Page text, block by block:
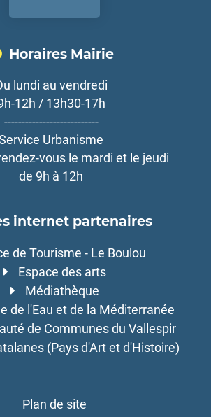
Horaires Mairie
lundi au vendredi
12h / 13h30-17h
---------------------------
Urbanisme
vous le mardi et le jeudi
de 9h à 12h
internet partenaires
de Tourisme - Le Boulou
Espace des arts
Médiathèque
de l'Eau et de la Méditerranée
de Communes du Vallespir
(Pays d'Art et d'Histoire)
Plan de site